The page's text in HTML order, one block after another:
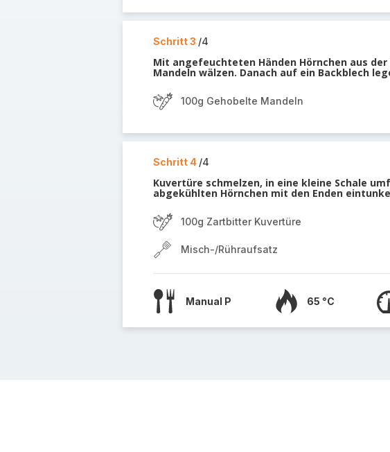
Schritt 3 /4
Mit angefeuchteten Händen Hörnchen aus
Mandeln wälzen. Danach auf ein Backblech
100g Gehobelte Mandeln
Schritt 4 /4
Kuvertüre schmelzen, in eine kleine Schale
abgekühlten Hörnchen mit den Enden
100g Zartbitter Kuvertüre
Misch-/Rühraufsatz
Manual P 65 °C